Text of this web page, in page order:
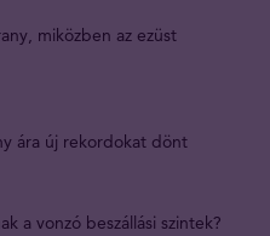
miközben az ezüst
ára új rekordokat dönt
a vonzó beszállási szintek?